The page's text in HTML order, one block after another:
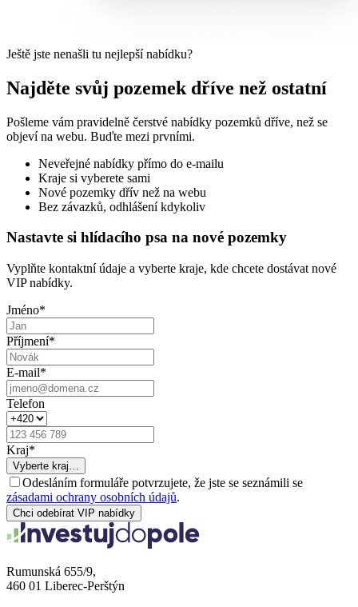
Ještě jste nenašli tu nejlepší nabídku?
Najděte svůj pozemek dříve než ostatní
Pošleme vám pravidelně čerstvé nabídky pozemků dříve, než se
objeví na webu. Buďte mezi prvními.
Neveřejné nabídky přímo do e-mailu
Kraje si vyberete sami
Nové pozemky dřív než na webu
Bez závazků, odhlášení kdykoliv
Nastavte si hlídacího psa na nové pozemky
Vyplňte kontaktní údaje a vyberte kraje, kde chcete dostávat nové
VIP nabídky.
Jméno*
Příjmení*
E-mail*
Telefon
Kraj*
Vyberte kraj…
Odesláním formuláře potvrzujete, že jste se seznámili se
zásadami ochrany osobních údajů.
Chci odebírat VIP nabídky
Rumunská 655/9,
460 01 Liberec-Perštýn